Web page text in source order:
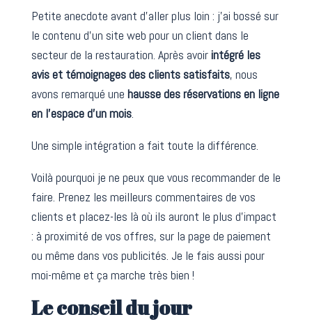
Petite anecdote avant d’aller plus loin : j’ai bossé sur
le contenu d’un site web pour un client dans le
secteur de la restauration. Après avoirintégré les
avis et témoignages des clients satisfaits, nous
avons remarqué une hausse des réservations en ligne
en l’espace d’un mois.
Une simple intégration a fait toute la différence.
Voilà pourquoi je ne peux que vous recommander de le
faire. Prenez les meilleurs commentaires de vos
clients et placez-les là où ils auront le plus d’impact
: à proximité de vos offres, sur la page de paiement
ou même dans vos publicités. Je le fais aussi pour
moi-même et ça marche très bien !
Le conseil du jour